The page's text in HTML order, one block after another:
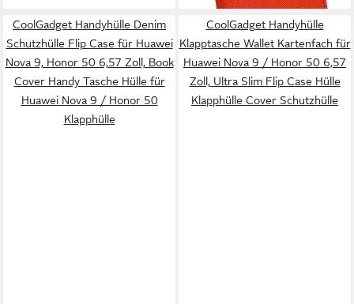
CoolGadget Handyhülle Denim
Schutzhülle Flip Case für Huawei
Nova 9, Honor 50 6,57 Zoll, Book
Cover Handy Tasche Hülle für
Huawei Nova 9 / Honor 50
Klapphülle
CoolGadget Handyhülle
Klapptasche Wallet Kartenfach für
Huawei Nova 9 / Honor 50 6,57
Zoll, Ultra Slim Flip Case Hülle
Klapphülle Cover Schutzhülle